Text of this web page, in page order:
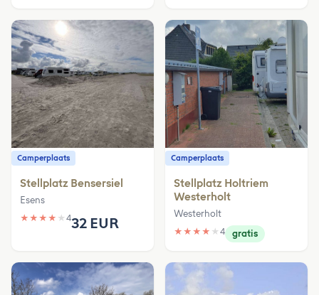
Camperplaats
Stellplatz Bensersiel
Esens
★ ★ ★ ★ ★ 432 EUR
Camperplaats
Stellplatz Holtriem
Westerholt
Westerholt
★ ★ ★ ★ ★ 4 gratis